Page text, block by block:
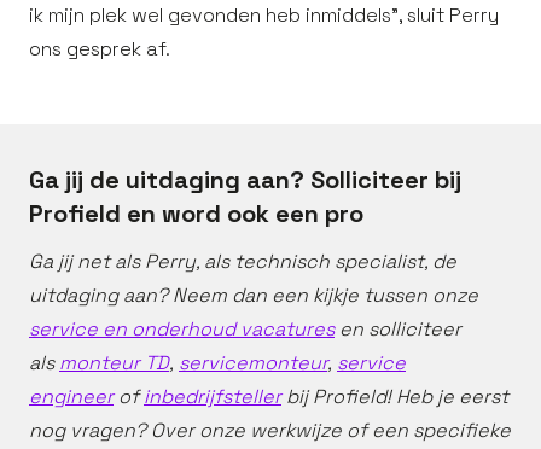
ik mijn plek wel gevonden heb inmiddels”, sluit Perry
ons gesprek af.
Ga jij de uitdaging aan? Solliciteer bij
Profield en word ook een pro
Ga jij net als Perry, als technisch specialist, de
uitdaging aan? Neem dan een kijkje tussen onze
service en onderhoud vacaturesen solliciteer
alsmonteur TD, servicemonteur, service
engineerofinbedrijfstellerbij Profield! Heb je eerst
nog vragen? Over onze werkwijze of een specifieke